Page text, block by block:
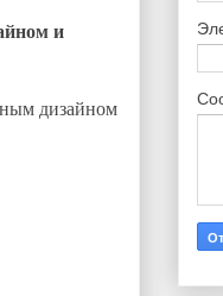
и
дизайном